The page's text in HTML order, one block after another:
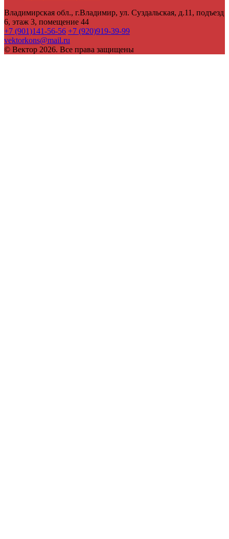
Владимирская обл., г.Владимир, ул. Суздальская, д.11, подъезд
6, этаж 3, помещение 44
+7 (901)141-56-56 +7 (920)919-39-99
vektorkons@mail.ru
© Вектор 2026. Все права защищены